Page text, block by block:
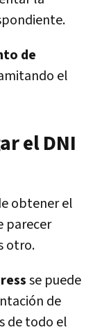
de
el
el DNI
obtener el
parecer
otro.
se puede
de
de todo el